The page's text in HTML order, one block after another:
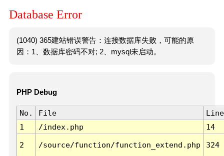
Database Error
(1040) 365建站错误警告：连接数据库失败，可能的原
因：1、数据库密码不对; 2、mysql未启动。
PHP Debug
No. File
Line
1
/index.php 14
2 /source/function/function_extend.php 324